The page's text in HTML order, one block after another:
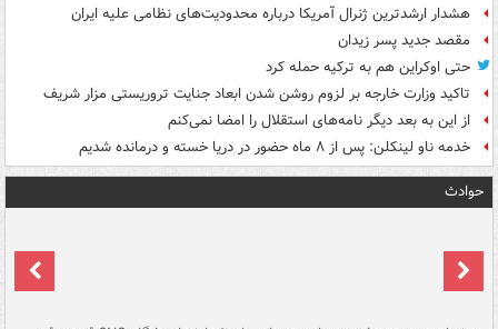
هشدار ارشدترین ژنرال آمریکا درباره محدودیت‌های نظامی علیه ایران
مقصد جدید پسر زیدان
حتی اوکراین هم به ترکیه حمله کرد
تاکید وزارت خارجه بر لزوم روشن شدن ابعاد جنایت تروریستی مزار شریف
از این به بعد دیگر نامه‌های استقلال را امضا نمی‌کنم
خدمه ناو لینکلن: پس از ۸ ماه حضور در دریا خسته و درمانده‌ شدیم
حوادث